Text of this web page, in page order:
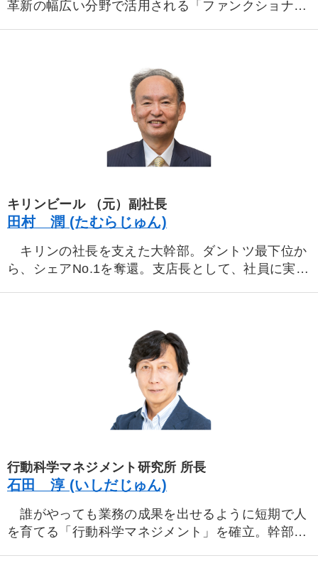
革新の幅広い分野で活用される「ファンクショナ
キリンビール （元）副社長
田村 潤 (たむらじゅん)
キリンの社長を支えた大幹部。ダントツ最下位か
ら、シェアNo.1を奪還。支店長として、社員に実行
行動科学マネジメント研究所 所長
石田 淳 (いしだじゅん)
誰がやっても業務の成果を出せるように短期で人
を育てる「行動科学マネジメント」を確立。幹部に